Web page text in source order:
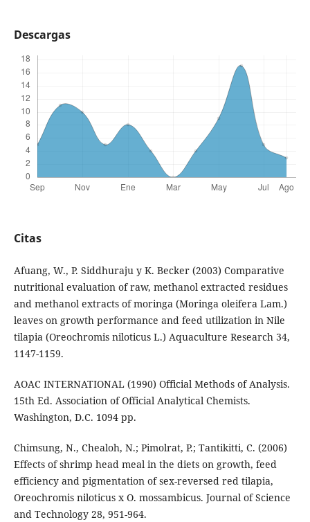
Descargas
Citas
Afuang, W., P. Siddhuraju y K. Becker (2003) Comparative
nutritional evaluation of raw, methanol extracted residues
and methanol extracts of moringa (Moringa oleifera Lam.)
leaves on growth performance and feed utilization in Nile
tilapia (Oreochromis niloticus L.) Aquaculture Research 34,
1147-1159.
AOAC INTERNATIONAL (1990) Official Methods of Analysis.
15th Ed. Association of Official Analytical Chemists.
Washington, D.C. 1094 pp.
Chimsung, N., Chealoh, N.; Pimolrat, P.; Tantikitti, C. (2006)
Effects of shrimp head meal in the diets on growth, feed
efficiency and pigmentation of sex-reversed red tilapia,
Oreochromis niloticus x O. mossambicus. Journal of Science
and Technology 28, 951-964.